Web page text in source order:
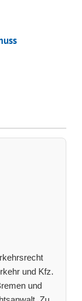
und Kfz.
und